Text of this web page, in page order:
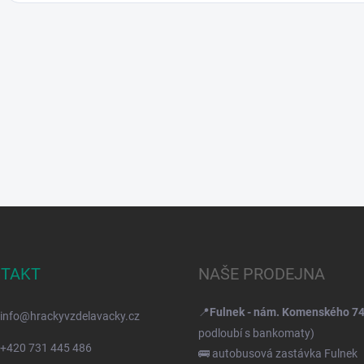
info@hrackyvzdelavacky.cz
+420 731 445 486
NAŠE PRODEJNA
📍Fulnek - nám. Komenského 74
podloubí s bankomaty)
🚌 autobusová zastávka Fulnek